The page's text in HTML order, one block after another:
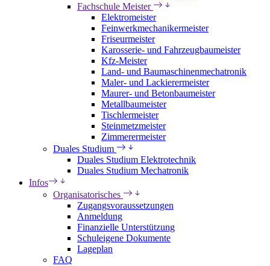
Fachschule Meister
Elektromeister
Feinwerkmechanikermeister
Friseurmeister
Karosserie- und Fahrzeugbaumeister
Kfz-Meister
Land- und Baumaschinenmechatronik
Maler- und Lackierermeister
Maurer- und Betonbaumeister
Metallbaumeister
Tischlermeister
Steinmetzmeister
Zimmerermeister
Duales Studium
Duales Studium Elektrotechnik
Duales Studium Mechatronik
Infos
Organisatorisches
Zugangsvoraussetzungen
Anmeldung
Finanzielle Unterstützung
Schuleigene Dokumente
Lageplan
FAQ